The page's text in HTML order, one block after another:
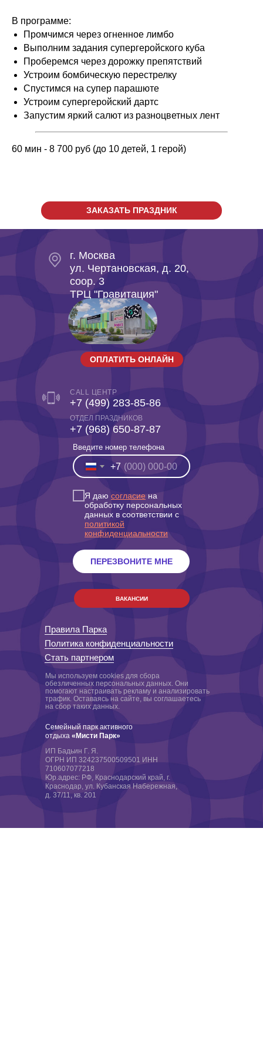
В программе:
Промчимся через огненное лимбо
Выполним задания супергеройского куба
Проберемся через дорожку препятствий
Устроим бомбическую перестрелку
Спустимся на супер парашюте
Устроим супергеройский дартс
Запустим яркий салют из разноцветных лент
60 мин - 8 700 руб (до 10 детей, 1 герой)
ЗАКАЗАТЬ ПРАЗДНИК
Введите номер телефона
+7
Я даю согласие на
обработку персональных
данных в соответствии с
политикой
конфиденциальности
ПЕРЕЗВОНИТЕ МНЕ
г. Москва
ул. Чертановская, д. 20,
coop. 3
ТРЦ "Гравитация"
+7 (499) 283-85-86
‎+7 (968) 650-87-87
ОТДЕЛ ПРАЗДНИКОВ
CALL ЦЕНТР
ИП Бадьин Г. Я.
ОГРН ИП 324237500509501 ИНН
710607077218
Юр.адрес: РФ, Краснодарский край, г.
Краснодар, ул. Кубанская Набережная,
д. 37/11, кв. 201
Семейный парк активного
отдыха «Мисти Парк»
Мы используем cookies для сбора
обезличенных персональных данных. Они
помогают настраивать рекламу и анализировать
трафик. Оставаясь на сайте, вы соглашаетесь
на сбор таких данных.
Правила Парка
Политика конфиденциальности
Стать партнером
ОПЛАТИТЬ ОНЛАЙН
ВАКАНСИИ